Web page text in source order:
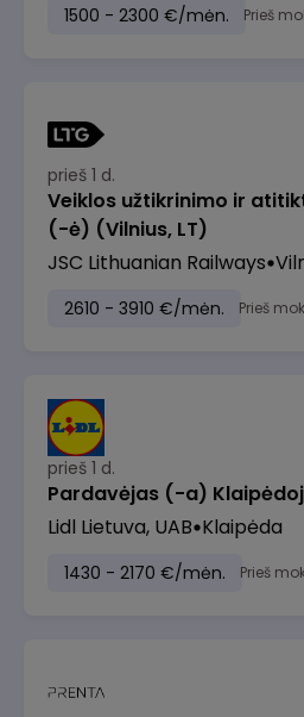
1500 - 2300 €/mėn. Prieš
prieš 1 d.
Veiklos užtikrinimo ir
(-ė) (Vilnius, LT)
JSC Lithuanian Railways
2610 - 3910 €/mėn. Prieš
prieš 1 d.
Pardavėjas (-a)
Lidl Lietuva, UAB Klaipėda
1430 - 2170 €/mėn. Prieš